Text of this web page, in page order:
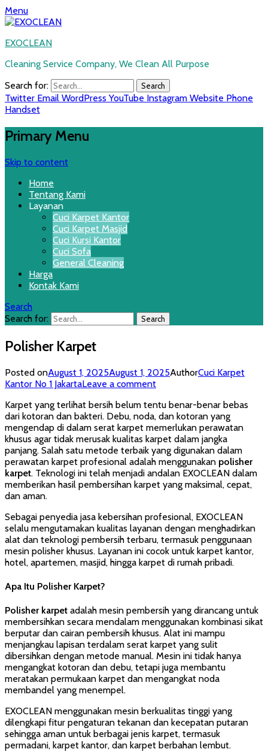
Menu
EXOCLEAN
Cleaning Service Company, We Clean All Purpose
Search for:
Twitter Email WordPress YouTube Instagram Website Phone
Handset
Primary Menu
Skip to content
Home
Tentang Kami
Layanan
Cuci Karpet Kantor
Cuci Karpet Masjid
Cuci Kursi Kantor
Cuci Sofa
General Cleaning
Harga
Kontak Kami
Search
Search for:
Polisher Karpet
Posted onAugust 1, 2025August 1, 2025AuthorCuci Karpet
Kantor No 1 JakartaLeave a comment
Karpet yang terlihat bersih belum tentu benar-benar bebas
dari kotoran dan bakteri. Debu, noda, dan kotoran yang
mengendap di dalam serat karpet memerlukan perawatan
khusus agar tidak merusak kualitas karpet dalam jangka
panjang. Salah satu metode terbaik yang digunakan dalam
perawatan karpet profesional adalah menggunakan polisher
karpet. Teknologi ini telah menjadi andalan EXOCLEAN dalam
memberikan hasil pembersihan karpet yang maksimal, cepat,
dan aman.
Sebagai penyedia jasa kebersihan profesional, EXOCLEAN
selalu mengutamakan kualitas layanan dengan menghadirkan
alat dan teknologi pembersih terbaru, termasuk penggunaan
mesin polisher khusus. Layanan ini cocok untuk karpet kantor,
hotel, apartemen, masjid, hingga karpet di rumah pribadi.
Apa Itu Polisher Karpet?
Polisher karpet adalah mesin pembersih yang dirancang untuk
membersihkan secara mendalam menggunakan kombinasi sikat
berputar dan cairan pembersih khusus. Alat ini mampu
menjangkau lapisan terdalam serat karpet yang sulit
dibersihkan dengan metode manual. Mesin ini tidak hanya
mengangkat kotoran dan debu, tetapi juga membantu
meratakan permukaan karpet dan mengangkat noda
membandel yang menempel.
EXOCLEAN menggunakan mesin berkualitas tinggi yang
dilengkapi fitur pengaturan tekanan dan kecepatan putaran
sehingga aman untuk berbagai jenis karpet, termasuk
permadani, karpet kantor, dan karpet berbahan lembut.